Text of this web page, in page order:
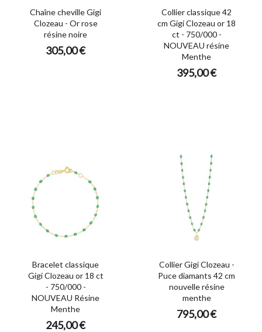
Chaîne cheville Gigi
Clozeau - Or rose
résine noire
305,00 €
Collier classique 42
cm Gigi Clozeau or 18
ct - 750/000 -
NOUVEAU résine
Menthe
395,00 €
Bracelet classique
Gigi Clozeau or 18 ct
- 750/000 -
NOUVEAU Résine
Menthe
245,00 €
Collier Gigi Clozeau -
Puce diamants 42 cm
nouvelle résine
menthe
795,00 €